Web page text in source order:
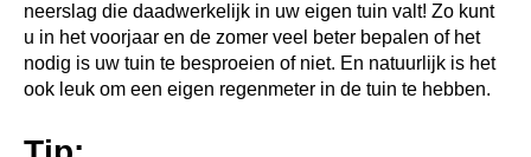
neerslag die daadwerkelijk in uw eigen tuin valt! Zo kunt
u in het voorjaar en de zomer veel beter bepalen of het
nodig is uw tuin te besproeien of niet. En natuurlijk is het
ook leuk om een eigen regenmeter in de tuin te hebben.